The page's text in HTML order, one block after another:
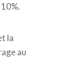
la
au